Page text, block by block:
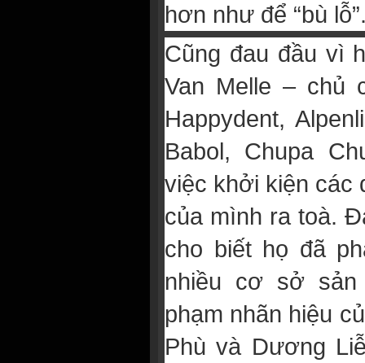
hơn như để “bù
Cũng đau đầu vì
Van Melle – chủ
Happydent,
Babol, Chupa
việc khởi kiện các
của mình ra toà.
cho biết họ đã
nhiều cơ sở
phạm nhãn hiệu
Phù và Dương